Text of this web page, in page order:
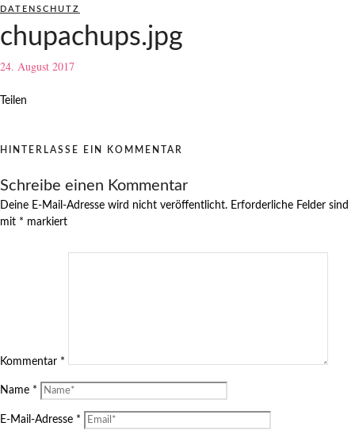
DATENSCHUTZ
chupachups.jpg
24. August 2017
Teilen
HINTERLASSE EIN KOMMENTAR
Schreibe einen Kommentar
Deine E-Mail-Adresse wird nicht veröffentlicht. Erforderliche Felder sind
mit * markiert
Kommentar *
Name *
E-Mail-Adresse *